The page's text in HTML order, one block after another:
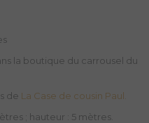
la boutique du carrousel du
de La Case de cousin Paul.
; hauteur : 5 mètres.